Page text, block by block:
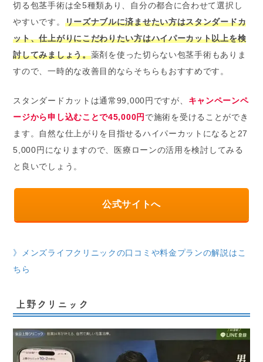
切る包茎手術は全5種類あり、自分の都合に合わせて選択し
やすいです。 リーズナブルに済ませたい方はスタンダードカ
ット、仕上がりにこだわりたい方はハイパーカット以上を検
討してみましょう。薬剤を使った切らない包茎手術もありま
すので、一時的な改善目的ならそちらもおすすめです。
スタンダードカットは通常99,000円ですが、 キャンペーンペ
ージから申し込むことで45,000円 で施術を受けることができ
ます。自然な仕上がりを目指せるハイパーカットになると27
5,000円になりますので、医療ローンの活用を検討してみる
と良いでしょう。
公式サイトへ
》メンズライフクリニックの口コミや料金プランの解説はこ
ちら
上野クリニック